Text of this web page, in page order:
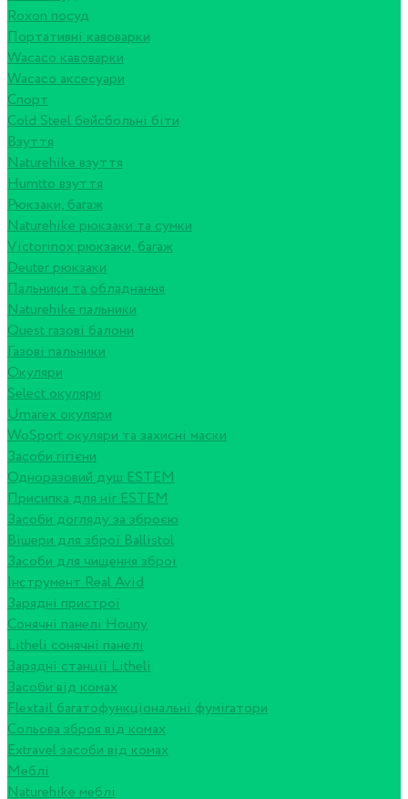
Roxon посуд
Портативні кавоварки
Wacaco кавоварки
Wacaco аксесуари
Спорт
Cold Steel бейсбольні біти
Взуття
Naturehike взуття
Humtto взуття
Рюкзаки, багаж
Naturehike рюкзаки та сумки
Victorinox рюкзаки, багаж
Deuter рюкзаки
Пальники та обладнання
Naturehike пальники
Quest газові балони
Газові пальники
Окуляри
Select окуляри
Umarex окуляри
WoSport окуляри та захисні маски
Засоби гігієни
Одноразовий душ ESTEM
Присипка для ніг ESTEM
Засоби догляду за зброєю
Вішери для зброї Ballistol
Засоби для чищення зброї
Інструмент Real Avid
Зарядні пристрої
Сонячні панелі Houny
Litheli сонячні панелі
Зарядні станції Litheli
Засоби від комах
Flextail багатофункціональні фумігатори
Сольова зброя від комах
Extravel засоби від комах
Меблі
Naturehike меблі